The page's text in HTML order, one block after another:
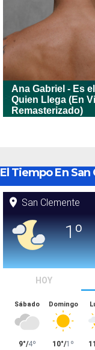
El Tiempo En